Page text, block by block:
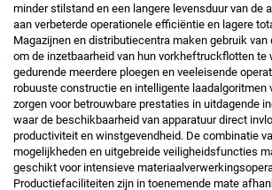
minder stilstand en een langere levensduur van de
aan verbeterde operationele efficiëntie en lagere
Magazijnen en distributiecentra maken gebruik van
om de inzetbaarheid van hun vorkheftruckflotten te
gedurende meerdere ploegen en veeleisende
robuuste constructie en intelligente laadalgoritmen
zorgen voor betrouwbare prestaties in uitdagende
waar de beschikbaarheid van apparatuur direct
productiviteit en winstgevendheid. De combinatie
mogelijkheden en uitgebreide veiligheidsfuncties
geschikt voor intensieve
Productiefaciliteiten zijn in toenemende mate